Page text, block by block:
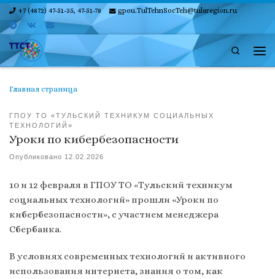
Skip to content
+7 (4872) 47-51-35, 47-51-78 gpou.TulTehnSocTeh@tularegion.ru
Search
Главная страница
ГПОУ ТО «ТУЛЬСКИЙ ТЕХНИКУМ СОЦИАЛЬНЫХ
ТЕХНОЛОГИЙ»
Уроки по кибербезопасности
Опубликовано 12.02.2026
10 и 12 февраля в ГПОУ ТО «Тульский техникум
социальных технологий» прошли «Уроки по
кибербезопасности», с участием менеджера
Сбербанка.
В условиях современных технологий и активного
использования интернета, знания о том, как